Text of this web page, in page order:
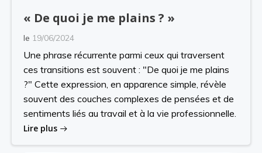
« De quoi je me plains ? »
le 19/06/2024
Une phrase récurrente parmi ceux qui traversent
ces transitions est souvent : "De quoi je me plains
?" Cette expression, en apparence simple, révèle
souvent des couches complexes de pensées et de
sentiments liés au travail et à la vie professionnelle.
Lire plus